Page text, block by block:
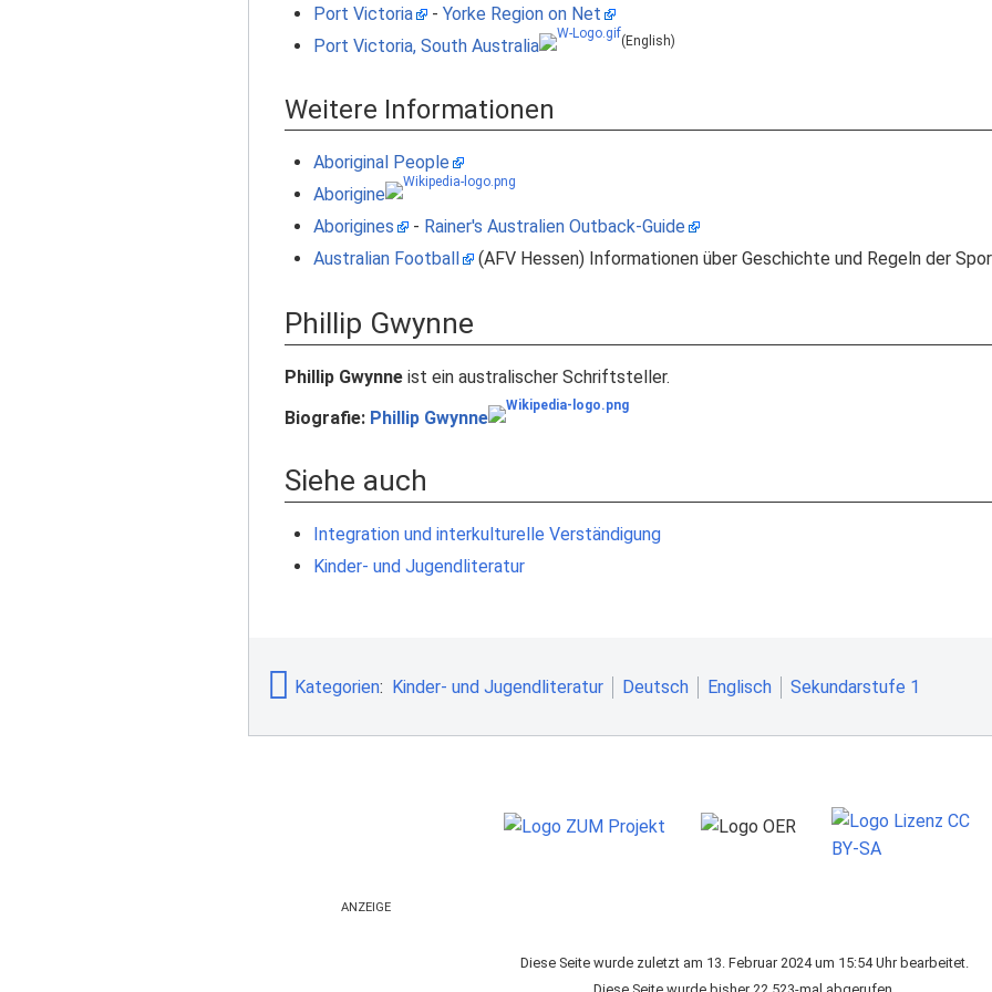
Port Victoria - Yorke Region on Net
Port Victoria, South Australia
(English)
Weitere Informationen
Aboriginal People
Aborigine
Aborigines
- Rainer's Australien Outback-Guide
Australian Football
(AFV Hessen) Informationen über Geschichte und Regeln der
Phillip Gwynne
Phillip Gwynne ist ein australischer Schriftsteller.
Biografie: Phillip Gwynne
Siehe auch
Integration und interkulturelle Verständigung
Kinder- und Jugendliteratur
Kategorien: Kinder- und Jugendliteratur Deutsch Englisch Sekundarstufe 1
ANZEIGE
Diese Seite wurde zuletzt am 13. Februar 2024 um 15:54 Uhr bearbeitet.